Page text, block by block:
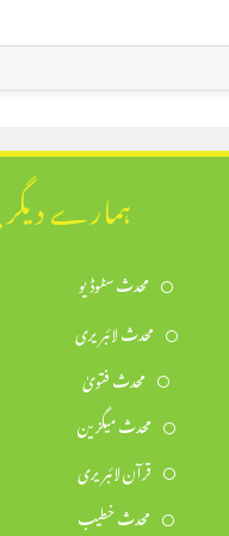
ہمارے
محدث سٹوڈیو
محدث لائبریری
محدث فتویٰ
محدث میگزین
قرآن لائبریری
محدث خطیب